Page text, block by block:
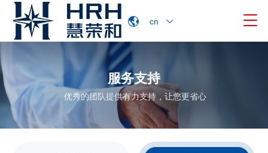
cn 
服务支持
优秀的团队提供有力支持，让您更省心